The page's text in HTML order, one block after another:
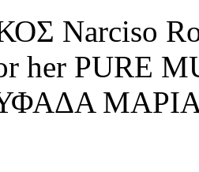
Narciso
PURE